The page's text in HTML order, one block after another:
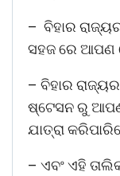
– ବିହାର
ସହଜ ରେ ଆପଣ
– ବିହାର
ଷ୍ଟେସନ ରୁ
ଯାତ୍ରା
– ଏବଂ ଏହି